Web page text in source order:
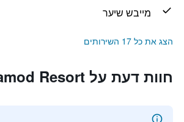
מייבש שיער
הצג את כל 17 השירותים
חוות דעת על Aamod Resort